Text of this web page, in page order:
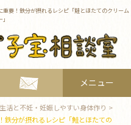
要！鉄分が摂れるレシピ「鮭とほたてのクリーム
メニュー
活と不妊・妊娠しやすい身体作り >
鉄分が摂れるレシピ「鮭とほたての